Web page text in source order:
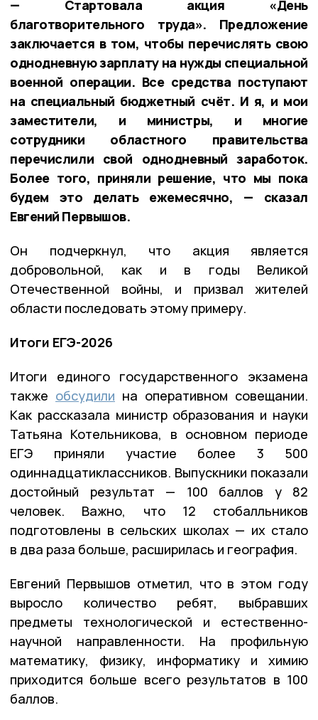
— Стартовала акция «День
благотворительного труда». Предложение
заключается в том, чтобы перечислять свою
однодневную зарплату на нужды специальной
военной операции. Все средства поступают
на специальный бюджетный счёт. И я, и мои
заместители, и министры, и многие
сотрудники областного правительства
перечислили свой однодневный заработок.
Более того, приняли решение, что мы пока
будем это делать ежемесячно, — сказал
Евгений Первышов.
Он подчеркнул, что акция является
добровольной, как и в годы Великой
Отечественной войны, и призвал жителей
области последовать этому примеру.
Итоги ЕГЭ-2026
Итоги единого государственного экзамена
также обсудили на оперативном совещании.
Как рассказала министр образования и науки
Татьяна Котельникова, в основном периоде
ЕГЭ приняли участие более 3 500
одиннадцатиклассников. Выпускники показали
достойный результат — 100 баллов у 82
человек. Важно, что 12 стобалльников
подготовлены в сельских школах — их стало
в два раза больше, расширилась и география.
Евгений Первышов отметил, что в этом году
выросло количество ребят, выбравших
предметы технологической и естественно-
научной направленности. На профильную
математику, физику, информатику и химию
приходится больше всего результатов в 100
баллов.